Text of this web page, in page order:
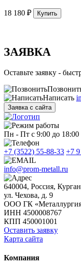
18 180 ₽ Купить
ЗАЯВКА
Оставьте заявку -
Написать
Заявка с сайта
Пн - Пт с 9:00 до 18:00
+7 (3522) 55-88-33 +7
info@prom-metall.ru
640004, Россия,
ул. Чехова, д. 9
ООО ГК
ИНН 4500008767
КПП 450001001
Оставить заявку
Карта сайта
Компания